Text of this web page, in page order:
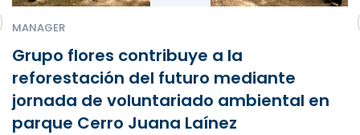
MANAGER
Grupo flores contribuye a la
reforestación del futuro mediante
jornada de voluntariado ambiental en
parque Cerro Juana Laínez